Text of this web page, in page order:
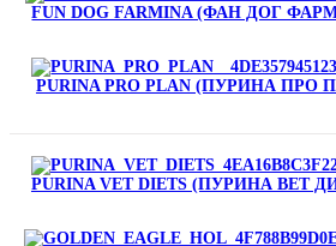
FUN DOG FARMINA (ФАН ДОГ
PURINA PRO PLAN (ПУРИНА ПРО
PURINA VET DIETS (ПУРИНА ВЕТ